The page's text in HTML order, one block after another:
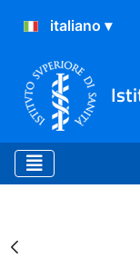
Risultati